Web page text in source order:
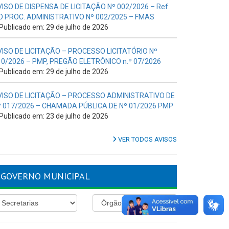
DE DISPENSA DE LICITAÇÃO Nº 002/2026 – Ref.
PROC. ADMINISTRATIVO Nº 002/2025 – FMAS
Publicado em: 29 de julho de 2026
DE LICITAÇÃO – PROCESSO LICITATÓRIO Nº
2026 – PMP, PREGÃO ELETRÔNICO n.º 07/2026
Publicado em: 29 de julho de 2026
DE LICITAÇÃO – PROCESSO ADMINISTRATIVO DE
017/2026 – CHAMADA PÚBLICA DE Nº 01/2026 PMP
Publicado em: 23 de julho de 2026
VER TODOS AVISOS
GOVERNO MUNICIPAL